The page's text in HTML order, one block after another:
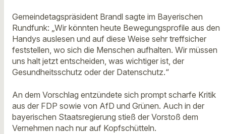
Gemeindetagspräsident Brandl sagte im Bayerischen
Rundfunk: „Wir könnten heute Bewegungsprofile aus den
Handys auslesen und auf diese Weise sehr treffsicher
feststellen, wo sich die Menschen aufhalten. Wir müssen
uns halt jetzt entscheiden, was wichtiger ist, der
Gesundheitsschutz oder der Datenschutz.“
An dem Vorschlag entzündete sich prompt scharfe Kritik
aus der FDP sowie von AfD und Grünen. Auch in der
bayerischen Staatsregierung stieß der Vorstoß dem
Vernehmen nach nur auf Kopfschütteln.